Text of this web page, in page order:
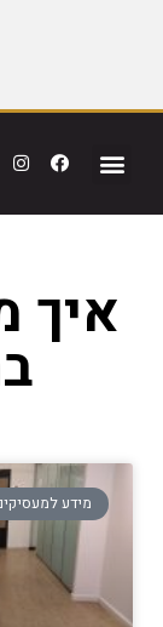
איך
מידע